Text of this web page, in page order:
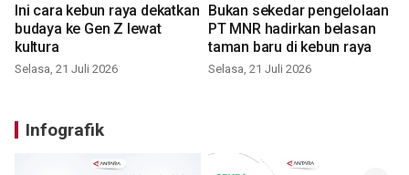
Ini cara kebun raya dekatkan
budaya ke Gen Z lewat
kultura
Selasa, 21 Juli 2026
Bukan sekedar pengelolaan
PT MNR hadirkan belasan
taman baru di kebun raya
Selasa, 21 Juli 2026
Infografik